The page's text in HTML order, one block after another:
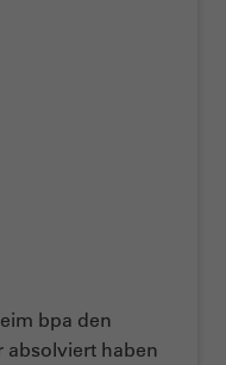
bpa den
absolviert haben